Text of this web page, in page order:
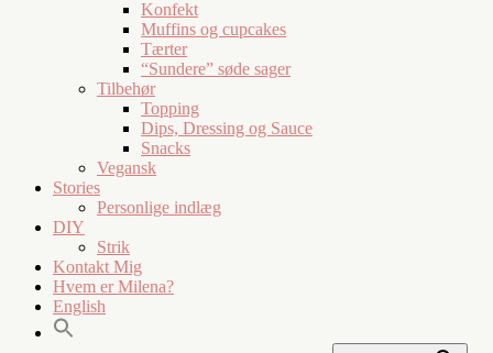
Konfekt
Muffins og cupcakes
Tærter
“Sundere” søde sager
Tilbehør
Topping
Dips, Dressing og Sauce
Snacks
Vegansk
Stories
Personlige indlæg
DIY
Strik
Kontakt Mig
Hvem er Milena?
English